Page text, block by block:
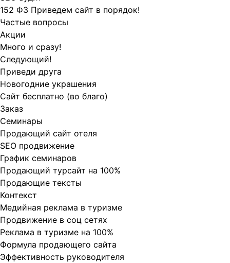
152 ФЗ Приведем сайт в порядок!
Частые вопросы
Акции
Много и сразу!
Следующий!
Приведи друга
Новогодние украшения
Сайт бесплатно (во благо)
Заказ
Cеминары
Продающий сайт отеля
SEO продвижение
График семинаров
Продающий турсайт на 100%
Продающие тексты
Контекст
Медийная реклама в туризме
Продвижение в соц сетях
Реклама в туризме на 100%
Формула продающего сайта
Эффективность руководителя